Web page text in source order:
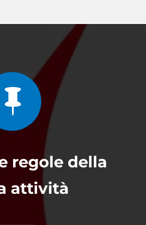

regole della
attività